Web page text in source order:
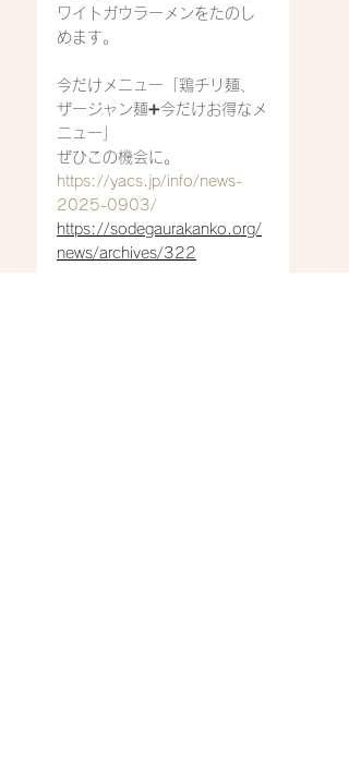
ワイトガウラーメンをたのし
めます。
今だけメニュー「鶏チリ麺、
ザージャン麺➕今だけお得なメ
ニュー」
ぜひこの機会に。
https://yacs.jp/info/news-
2025-0903/
https://sodegaurakanko.org/
news/archives/322